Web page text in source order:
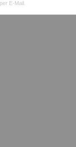
E-Mail.